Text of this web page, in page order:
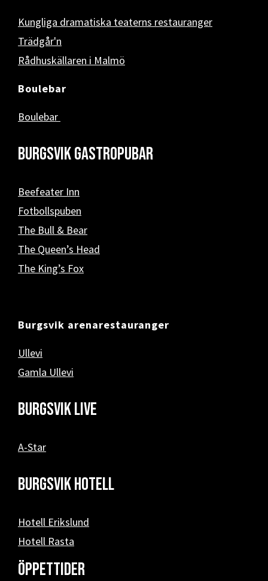
Kungliga dramatiska teaterns restauranger
Trädgår'n
Rådhuskällaren i Malmö
Boulebar
Boulebar
Burgsvik Gastropubar
Beefeater Inn
Fotbollspuben
The Bull & Bear
The Queen’s Head
The King’s Fox
Burgsvik arenarestauranger
Ullevi
Gamla Ullevi
Burgsvik Live
A-Star
Burgsvik hotell
Hotell Erikslund
Hotell Rasta
Öppettider